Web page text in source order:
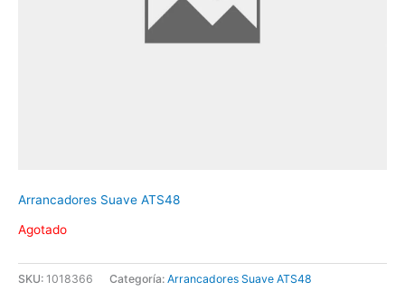
Arrancadores Suave ATS48
Agotado
SKU: 1018366 Categoría: Arrancadores Suave ATS48